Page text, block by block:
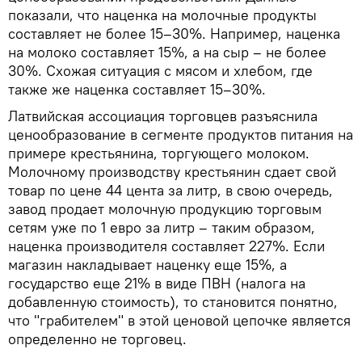
показали, что наценка на молочные продукты
составляет не более 15–30%. Например, наценка
на молоко составляет 15%, а на сыр – не более
30%. Схожая ситуация с мясом и хлебом, где
также же наценка составляет 15–30%.
Латвийская ассоциация торговцев разъяснила
ценообразование в сегменте продуктов питания на
примере крестьянина, торгующего молоком.
Молочному производству крестьянин сдает свой
товар по цене 44 цента за литр, в свою очередь,
завод продает молочную продукцию торговым
сетям уже по 1 евро за литр – таким образом,
наценка производителя составляет 227%. Если
магазин накладывает наценку еще 15%, а
государство еще 21% в виде ПВН (налога на
добавленную стоимость), то становится понятно,
что "грабителем" в этой ценовой цепочке является
определенно не торговец.